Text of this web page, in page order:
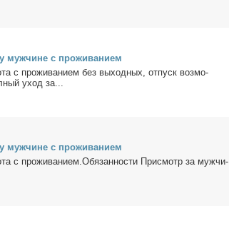
муж­чине с про­жи­ва­ни­ем
с про­жи­ва­ни­ем без вы­ход­ных, от­пуск воз­мо­
уход за...
муж­чине с про­жи­ва­ни­ем
с про­жи­ва­ни­ем.Обя­зан­но­сти При­смотр за муж­чи­